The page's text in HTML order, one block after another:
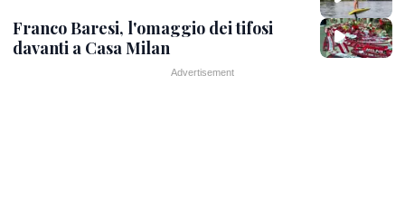
Franco Baresi, l'omaggio dei tifosi
davanti a Casa Milan